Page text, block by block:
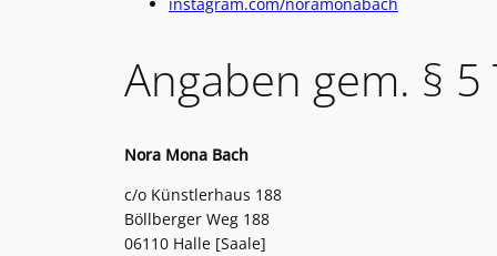
Angaben gem. § 5
Nora Mona Bach
c/o Künstlerhaus 188
Böllberger Weg 188
06110 Halle [Saale]